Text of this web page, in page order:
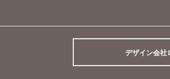
デザイン会社